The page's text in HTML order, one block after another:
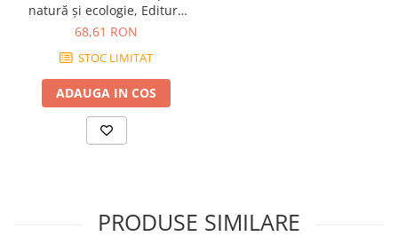
natură și ecologie, Editura
Gama, 2-3 ani +
68,61 RON
STOC LIMITAT
ADAUGA IN COS
PRODUSE SIMILARE